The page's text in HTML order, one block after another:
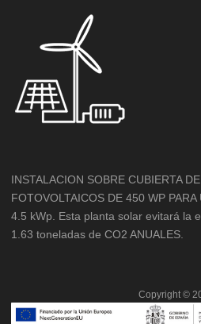
INSTALACION SOBRE CUBIERTA
FOTOVOLTAICOS DE 450 WP
4.5 kWp. Esta planta solar evitará la
1.63 toneladas de CO2 ANUALES.
Copyright ©